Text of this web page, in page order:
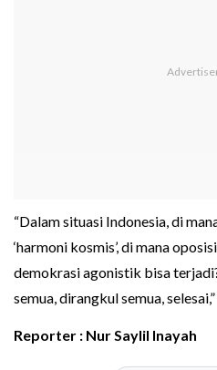
“Dalam situasi Indonesia, di
‘harmoni kosmis’, di mana
demokrasi agonistik bisa
semua, dirangkul semua,
Reporter : Nur Saylil Inayah